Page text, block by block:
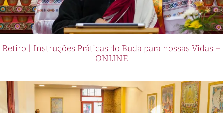
Retiro | Instruções Práticas do Buda para nossas Vidas –
ONLINE